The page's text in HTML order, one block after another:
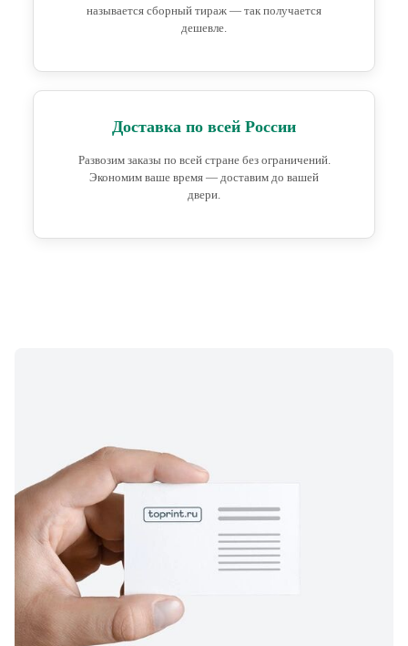
называется сборный тираж — так получается
дешевле.
Доставка по всей России
Развозим заказы по всей стране без ограничений.
Экономим ваше время — доставим до вашей
двери.